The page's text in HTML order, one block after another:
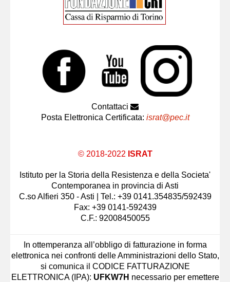
Contattaci
Posta Elettronica Certificata: israt@pec.it
© 2018-2022 ISRAT
Istituto per la Storia della Resistenza e della Societa'
Contemporanea in provincia di Asti
C.so Alfieri 350 - Asti | Tel.: +39 0141.354835/592439
Fax: +39 0141-592439
C.F.: 92008450055
In ottemperanza all’obbligo di fatturazione in forma
elettronica nei confronti delle Amministrazioni dello Stato,
si comunica il CODICE FATTURAZIONE
ELETTRONICA (IPA): UFKW7H necessario per emettere